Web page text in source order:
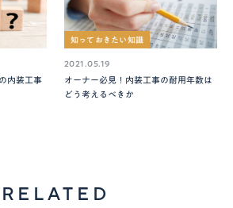
内装工事
知っておきたい知識
2021.05.19
オーナー必見！内装工事の耐用年数は
どう考えるべきか
RELATED